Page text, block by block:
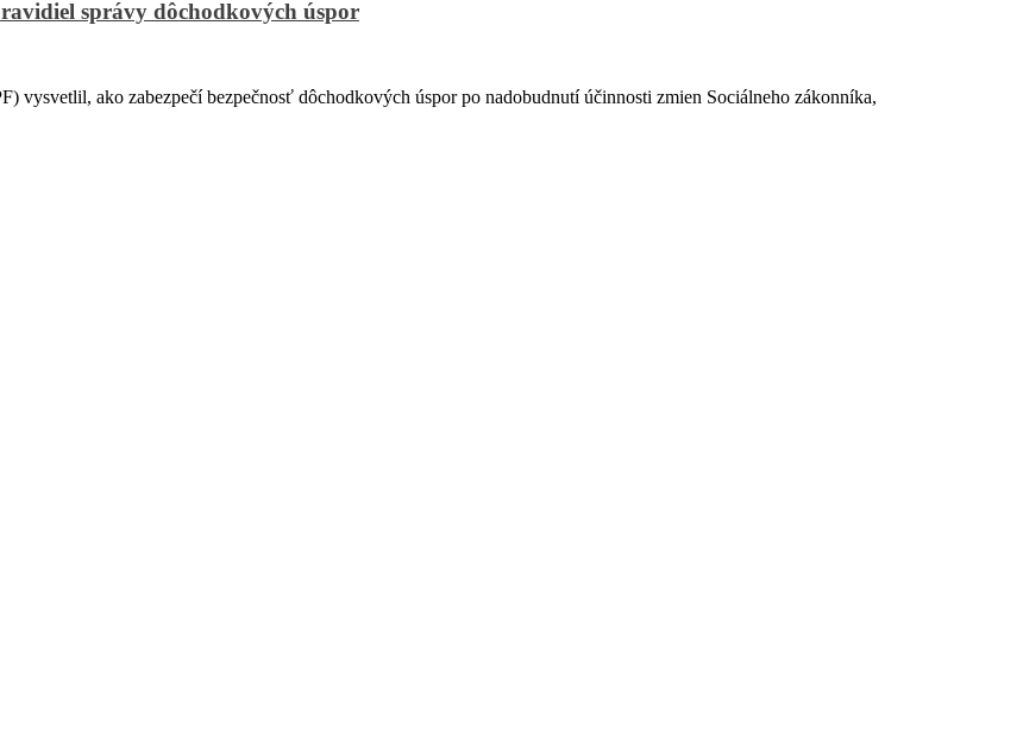
správy dôchodkových úspor
ako zabezpečí bezpečnosť dôchodkových úspor po nadobudnutí účinnosti zmien Sociálneho zákonníka,